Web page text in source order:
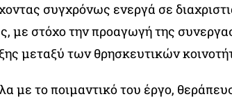
συγχρόνως ενεργά σε
με στόχο την προαγωγή της
μεταξύ των θρησκευτικών
με το ποιμαντικό του έργο,